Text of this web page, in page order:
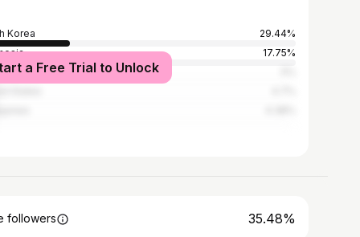
Korea
29.44%
17.75%
a Free Trial to Unlock
followers 35.48%